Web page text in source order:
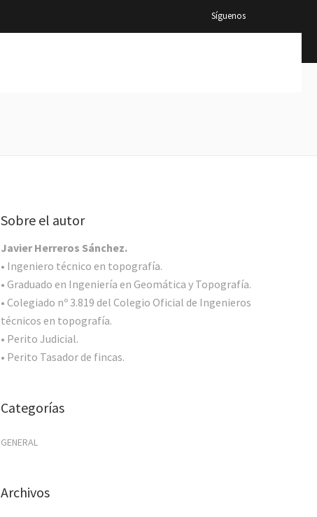
Síguenos
Sobre el autor
Javier Herreros Sánchez.
• Ingeniero técnico en topografía.
• Graduado en Ingeniería en Geomática y Topografía.
• Colegiado nº 3.819 del Colegio Oficial de Ingenieros
técnicos en topografía.
• Perito Judicial.
• Perito Tasador de fincas.
Categorías
GENERAL
Archivos